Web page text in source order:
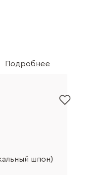
Подробнее